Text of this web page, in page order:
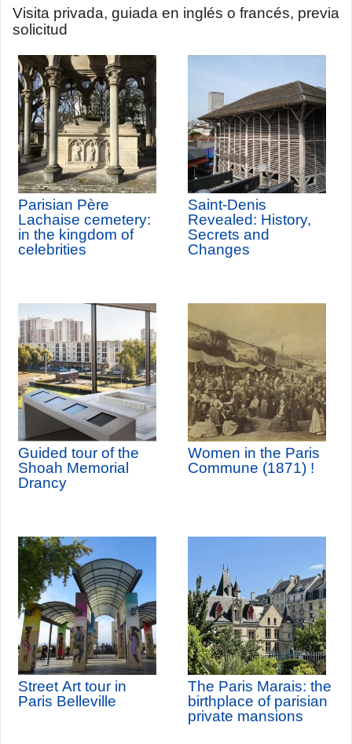
Visita privada, guiada en inglés o francés, previa
solicitud
Parisian Père
Lachaise cemetery:
in the kingdom of
celebrities
Saint-Denis
Revealed: History,
Secrets and
Changes
Guided tour of the
Shoah Memorial
Drancy
Women in the Paris
Commune (1871) !
Street Art tour in
Paris Belleville
The Paris Marais: the
birthplace of parisian
private mansions